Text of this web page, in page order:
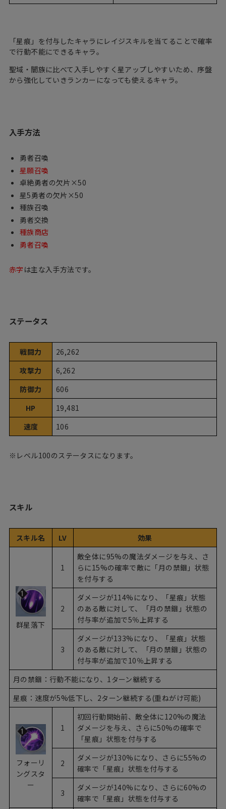
「星痕」を付与したキャラにレイジスキルを当てることで確率
で行動不能にできるキャラ。
聖域・闇族に比べて入手しやすく星アップしやすいため、序盤
から強化していきランカーになっても使えるキャラ。
入手方法
勇者召喚
星願召喚
卓絶勇者の欠片×50
星5勇者の欠片×50
種族召喚
勇者交換
種族商店
勇者召喚
赤字 は主な入手方法です。
ステータス
戦闘力
26,262
攻撃力
6,262
防御力
606
HP
19,481
速度
106
※レベル100のステータスになります。
スキル
スキル名 LV 効果
群星落下
1
敵全体に95%の魔法ダメージを与え、さ
らに15%の確率で敵に「月の禁錮」状態
を付与する
2
ダメージが114%になり、「星痕」状態
のある敵に対して、「月の禁錮」状態の
付与率が追加で5％上昇する
3
ダメージが133%になり、「星痕」状態
のある敵に対して、「月の禁錮」状態の
付与率が追加で10％上昇する
月の禁錮：行動不能になり、1ターン継続する
星痕：速度が5%低下し、2ターン継続する(重ねがけ可能)
フォーリ
ングスタ
ー
1
初回行動開始前、敵全体に120%の魔法
ダメージを与え、さらに50%の確率で
「星痕」状態を付与する
2
ダメージが130%になり、さらに55%の
確率で「星痕」状態を付与する
3
ダメージが140%になり、さらに60%の
確率で「星痕」状態を付与する